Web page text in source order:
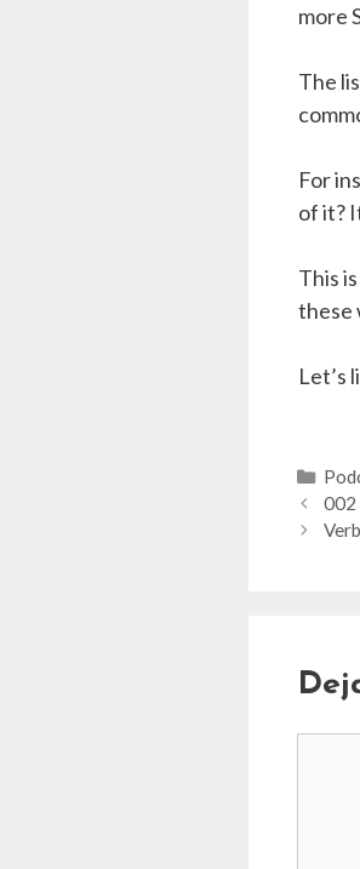
more
The
For
of it?
This
these
Let’s
002